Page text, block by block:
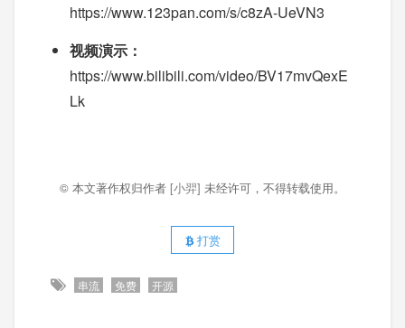
https://www.123pan.com/s/c8zA-UeVN3
视频演示：
https://www.bilibili.com/video/BV17mvQexE
Lk
© 本文著作权归作者 [小羿] 未经许可，不得转载使用。
打赏
串流 免费 开源